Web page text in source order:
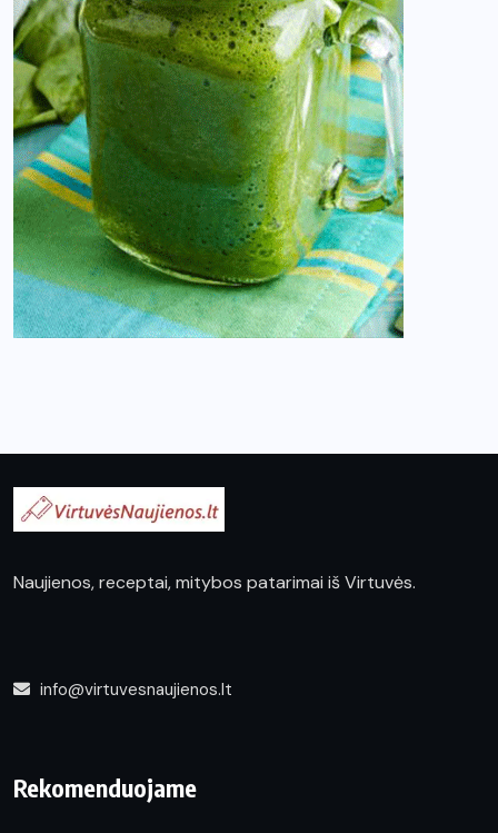
Naujienos, receptai, mitybos patarimai iš Virtuvės.
info@virtuvesnaujienos.lt
Rekomenduojame